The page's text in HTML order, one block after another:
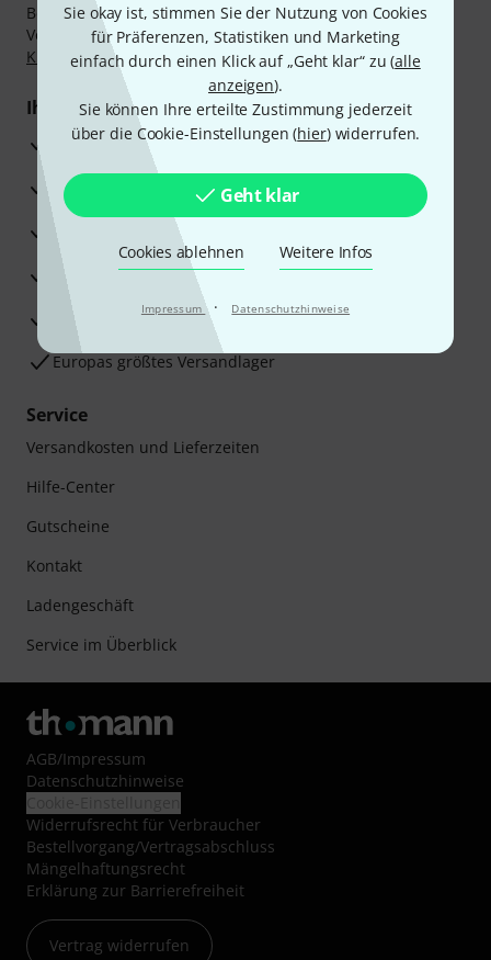
Sie okay ist, stimmen Sie der Nutzung von Cookies
für Präferenzen, Statistiken und Marketing
einfach durch einen Klick auf „Geht klar“ zu (alle
anzeigen).
Sie können Ihre erteilte Zustimmung jederzeit
über die Cookie-Einstellungen (hier) widerrufen.
Geht klar
Cookies ablehnen Weitere Infos
Impressum · Datenschutzhinweise
Bezahlen Sie vertraulich und sicher per Nachnahme,
Vorkasse, PayPal, Amazon Pay,Klarna Sofort bezahlen
Klarna Ratenzahlungoder Kreditkarte.
Ihre Vorteile
3 Jahre Thomann Garantie
30 Tage Money-Back-Garantie
Reparaturservice
Beratung durch Fachexperten
Zufriedenheitsgarantie
Europas größtes Versandlager
Service
Versandkosten und Lieferzeiten
Hilfe-Center
Gutscheine
Kontakt
Ladengeschäft
Service im Überblick
AGB/Impressum
Datenschutzhinweise
Widerrufsrecht für Verbraucher
Bestellvorgang/Vertragsabschluss
Mängelhaftungsrecht
Erklärung zur Barrierefreiheit
Vertrag widerrufen